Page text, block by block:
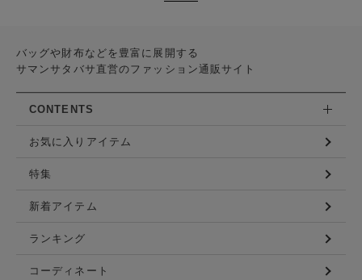
バッグや財布などを豊富に展開する
サマンサタバサ直営のファッション通販サイト
CONTENTS
お気に入りアイテム
特集
新着アイテム
ランキング
コーディネート